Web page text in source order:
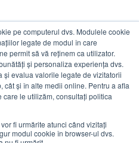
pe computerul dvs. Modulele cookie
legate de modul în care
permit să vă reținem ca utilizator.
și personaliza experiența dvs.
evalua valorile legate de vizitatorii
cât și în alte medii online. Pentru a afla
le utilizăm, consultați politica
fi urmărite atunci când vizitați
modul cookie în browser-ul dvs.